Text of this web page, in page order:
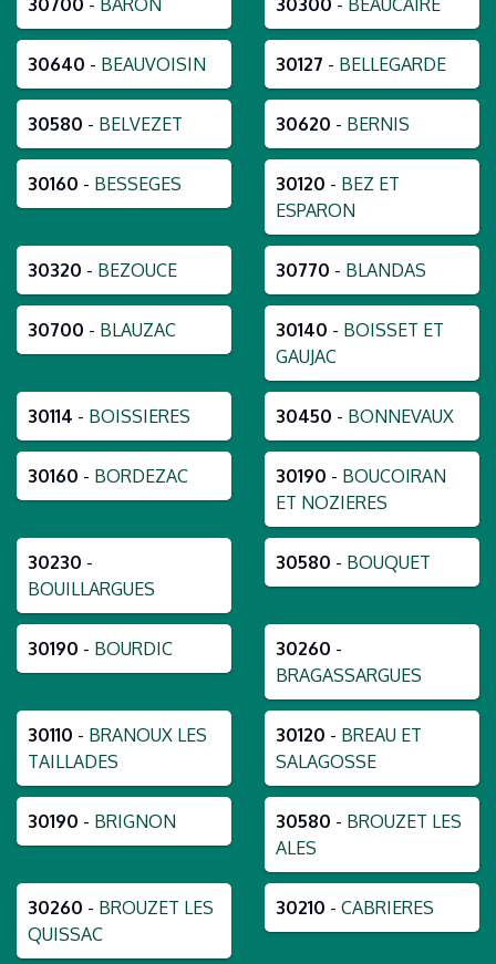
30700 - BARON 30300 - BEAUCAIRE
30640 - BEAUVOISIN 30127 - BELLEGARDE
30580 - BELVEZET 30620 - BERNIS
30160 - BESSEGES 30120 - BEZ ET
ESPARON
30320 - BEZOUCE 30770 - BLANDAS
30700 - BLAUZAC 30140 - BOISSET ET
GAUJAC
30114 - BOISSIERES 30450 - BONNEVAUX
30160 - BORDEZAC 30190 - BOUCOIRAN
ET NOZIERES
30230 -
BOUILLARGUES
30580 - BOUQUET
30190 - BOURDIC 30260 -
BRAGASSARGUES
30110 - BRANOUX LES
TAILLADES
30120 - BREAU ET
SALAGOSSE
30190 - BRIGNON 30580 - BROUZET LES
ALES
30260 - BROUZET LES
QUISSAC
30210 - CABRIERES